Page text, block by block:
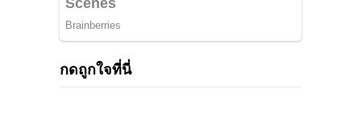
กดถูกใจที่นี่